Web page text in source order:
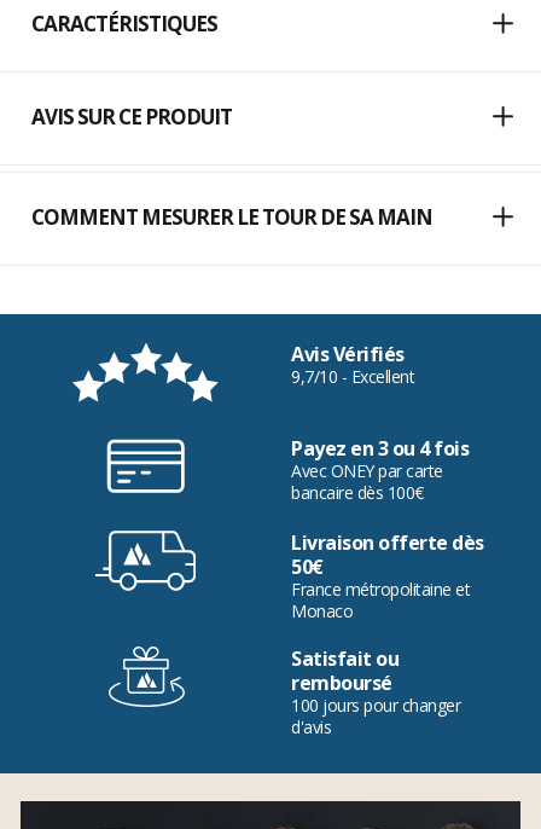
CARACTÉRISTIQUES
AVIS SUR CE PRODUIT
COMMENT MESURER LE TOUR DE SA MAIN
Avis Vérifiés
9,7/10 - Excellent
Payez en 3 ou 4 fois
Avec ONEY par carte
bancaire dès 100€
Livraison offerte dès
50€
France métropolitaine et
Monaco
Satisfait ou
remboursé
100 jours pour changer
d'avis